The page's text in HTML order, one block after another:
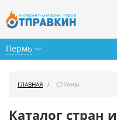
Пермь
ГЛАВНАЯ СТРАНЫ
Каталог стран